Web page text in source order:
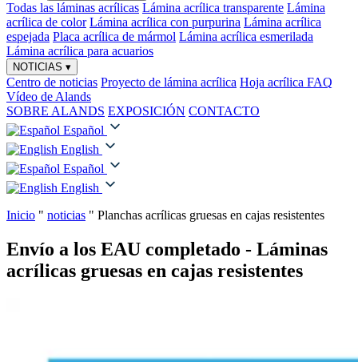
Todas las láminas acrílicas Lámina acrílica transparente Lámina
acrílica de color Lámina acrílica con purpurina Lámina acrílica
espejada Placa acrílica de mármol Lámina acrílica esmerilada
Lámina acrílica para acuarios
NOTICIAS ▾
Centro de noticias Proyecto de lámina acrílica Hoja acrílica FAQ
Vídeo de Alands
SOBRE ALANDS EXPOSICIÓN CONTACTO
Español
English
Español
English
Inicio " noticias " Planchas acrílicas gruesas en cajas resistentes
Envío a los EAU completado - Láminas
acrílicas gruesas en cajas resistentes